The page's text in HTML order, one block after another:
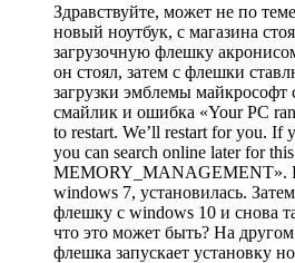
Здравствуйте, может не по
новый ноутбук, с магазина
загрузочную флешку
он стоял, затем с флешки
загрузки эмблемы майкрософт
смайлик и ошибка «Your PC
to restart. We’ll restart for you. If
you can search online later for
MEMORY_MANAGEMENT».
windows 7, установилась.
флешку с windows 10 и снова
что это может быть? На
флешка запускает установку